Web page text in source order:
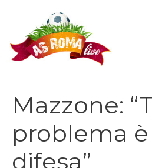
contenuto
Mazzone:
problema è
difesa”